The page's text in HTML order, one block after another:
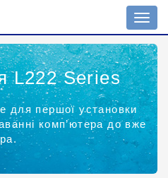
L222 Series
для першої установки
комп’ютера до вже